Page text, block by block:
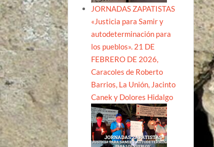
JORNADAS ZAPATISTAS
«Justicia para Samir y
autodeterminación para
los pueblos». 21 DE
FEBRERO DE 2026,
Caracoles de Roberto
Barrios, La Unión, Jacinto
Canek y Dolores Hidalgo